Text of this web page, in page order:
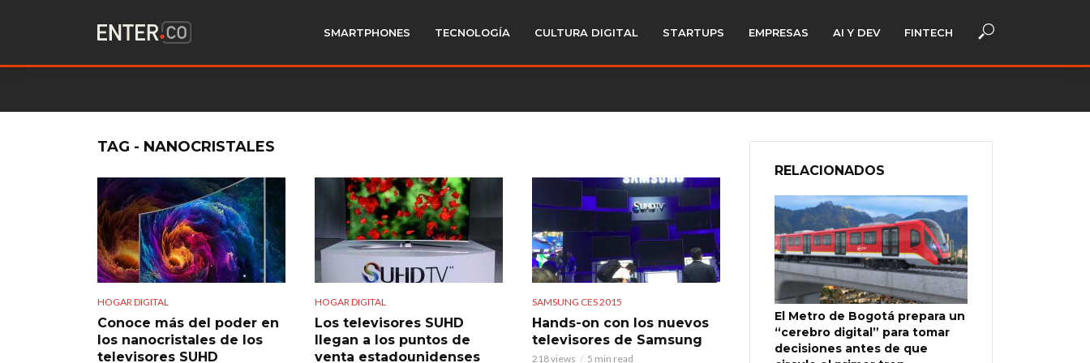
SMARTPHONES TECNOLOGÍA CULTURA DIGITAL STARTUPS EMPRESAS AI Y DEV FINTECH
TAG - NANOCRISTALES
HOGAR DIGITAL
Conoce más del poder en
los nanocristales de los
televisores SUHD
HOGAR DIGITAL
Los televisores SUHD
llegan a los puntos de
venta estadounidenses
SAMSUNG CES 2015
Hands-on con los nuevos
televisores de Samsung
218 views 5 min read
RELACIONADOS
El Metro de Bogotá prepara un
“cerebro digital” para tomar
decisiones antes de que